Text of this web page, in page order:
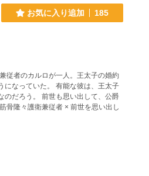
お気に入り追加 185
従者のカルロが一人。王太子の婚約
能な彼は、王太子
出して、公爵